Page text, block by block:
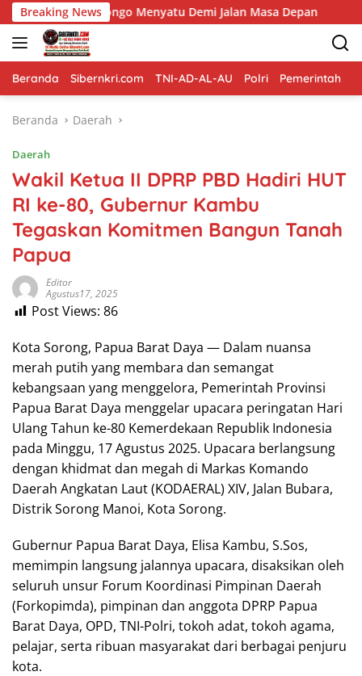
Langsung
ke
konten
Breaking News
Menyatu Demi Jalan Masa Depan Cerita Satgas
Beranda Sibernkri.com TNI-AD-AL-AU Polri Pemerintah
Beranda Daerah
Daerah
Wakil Ketua II DPRP PBD Hadiri HUT
RI ke-80, Gubernur Kambu
Tegaskan Komitmen Bangun Tanah
Papua
Editor
Agustus17, 2025
Post Views: 86
Kota Sorong, Papua Barat Daya — Dalam nuansa
merah putih yang membara dan semangat
kebangsaan yang menggelora, Pemerintah Provinsi
Papua Barat Daya menggelar upacara peringatan Hari
Ulang Tahun ke-80 Kemerdekaan Republik Indonesia
pada Minggu, 17 Agustus 2025. Upacara berlangsung
dengan khidmat dan megah di Markas Komando
Daerah Angkatan Laut (KODAERAL) XIV, Jalan Bubara,
Distrik Sorong Manoi, Kota Sorong.
Gubernur Papua Barat Daya, Elisa Kambu, S.Sos,
memimpin langsung jalannya upacara, disaksikan oleh
seluruh unsur Forum Koordinasi Pimpinan Daerah
(Forkopimda), pimpinan dan anggota DPRP Papua
Barat Daya, OPD, TNI-Polri, tokoh adat, tokoh agama,
pelajar, serta ribuan masyarakat dari berbagai penjuru
kota.